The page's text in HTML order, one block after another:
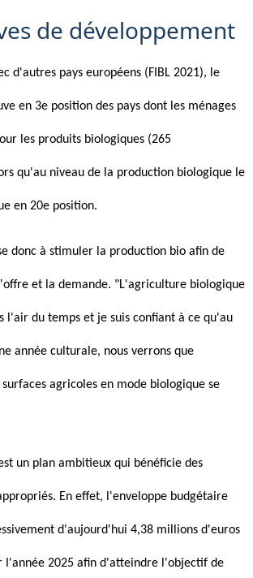
de développement
d'autres pays européens (FIBL 2021), le
en 3e position des pays dont les ménages
les produits biologiques (265
qu'au niveau de la production biologique le
en 20e position.
donc à stimuler la production bio afin de
et la demande. "L'agriculture biologique
l'air du temps et je suis confiant à ce qu'au
année culturale, nous verrons que
agricoles en mode biologique se
un plan ambitieux qui bénéficie des
En effet, l'enveloppe budgétaire
d'aujourd'hui 4,38 millions d'euros
l'année 2025 afin d'atteindre l'objectif de